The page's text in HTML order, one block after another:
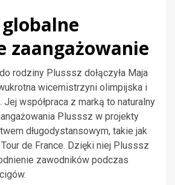
zaangażowanie
rodziny Plusssz dołączyła Maja
wicemistrzyni olimpijska i
współpraca z marką to naturalny
Plusssz w projekty
długodystansowym, takie jak
Tour de France. Dzięki niej Plusssz
zawodników podczas